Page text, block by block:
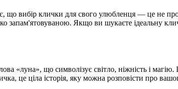
що вибір клички для свого улюбленця — це не
запам'ятовуваною. Якщо ви шукаєте ідеальну
«луна», що символізує світло, ніжність і
це ціла історія, яку можна розповісти про